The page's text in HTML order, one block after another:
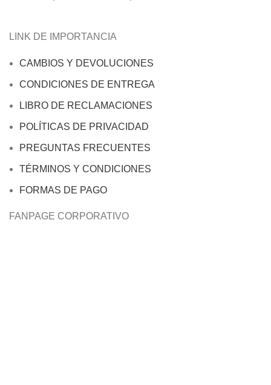
LINK DE IMPORTANCIA
CAMBIOS Y DEVOLUCIONES
CONDICIONES DE ENTREGA
LIBRO DE RECLAMACIONES
POLÍTICAS DE PRIVACIDAD
PREGUNTAS FRECUENTES
TÉRMINOS Y CONDICIONES
FORMAS DE PAGO
FANPAGE CORPORATIVO